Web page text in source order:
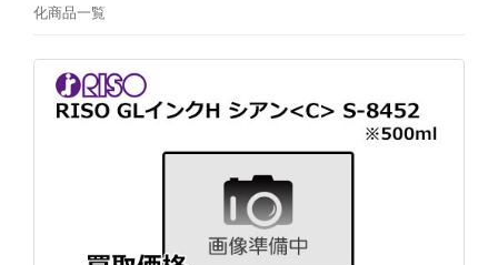
化商品一覧